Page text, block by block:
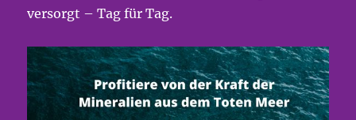
versorgt – Tag für Tag.